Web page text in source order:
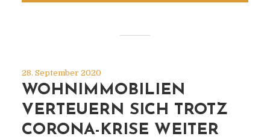
28. September 2020
WOHNIMMOBILIEN
VERTEUERN SICH TROTZ
CORONA-KRISE WEITER